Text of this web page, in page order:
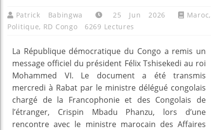
Patrick Babingwa 25 Jun 2026 Maroc,
Politique, RD Congo 6269 Lectures
La République démocratique du Congo a remis un
message officiel du président Félix Tshisekedi au roi
Mohammed VI. Le document a été transmis
mercredi à Rabat par le ministre délégué congolais
chargé de la Francophonie et des Congolais de
l’étranger, Crispin Mbadu Phanzu, lors d’une
rencontre avec le ministre marocain des Affaires